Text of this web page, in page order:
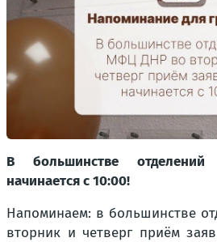
В большинстве отделений
начинается с 10:00!
Напоминаем: в большинстве
вторник и четверг приём